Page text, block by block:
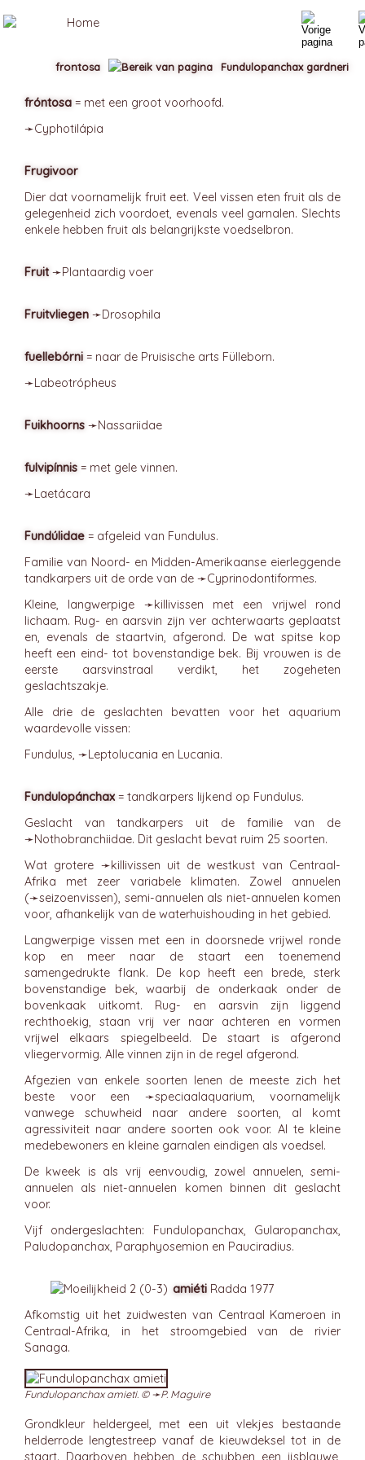
fróntosa = met een groot voorhoofd.
➛Cyphotilápia
Frugivoor
Dier dat voornamelijk fruit eet. Veel vissen eten fruit als de
gelegenheid zich voordoet, evenals veel garnalen. Slechts
enkele hebben fruit als belangrijkste voedselbron.
Fruit➛Plantaardig voer
Fruitvliegen ➛Drosophila
fuellebórni = naar de Pruisische arts Fülleborn.
➛Labeotrópheus
Fuikhoorns ➛Nassariidae
fulvipínnis = met gele vinnen.
➛Laetácara
Fundúlidae = afgeleid van Fundulus.
Familie van Noord- en Midden-Amerikaanse eierleggende
tandkarpers uit de orde van de ➛Cyprinodontiformes.
Kleine, langwerpige ➛killivissen met een vrijwel rond
lichaam. Rug- en aarsvin zijn ver achterwaarts geplaatst
en, evenals de staartvin, afgerond. De wat spitse kop
heeft een eind- tot bovenstandige bek. Bij vrouwen is de
eerste aarsvinstraal verdikt, het zogeheten
geslachtszakje.
Alle drie de geslachten bevatten voor het aquarium
waardevolle vissen:
Fundulus, ➛Leptolucania en Lucania.
Fundulopánchax= tandkarpers lijkend op Fundulus.
Geslacht van tandkarpers uit de familie van de
➛Nothobranchiidae. Dit geslacht bevat ruim 25 soorten.
Wat grotere ➛killivissen uit de westkust van Centraal-
Afrika met zeer variabele klimaten. Zowel annuelen
(➛seizoenvissen), semi-annuelen als niet-annuelen komen
voor, afhankelijk van de waterhuishouding in het gebied.
Langwerpige vissen met een in doorsnede vrijwel ronde
kop en meer naar de staart een toenemend
samengedrukte flank. De kop heeft een brede, sterk
bovenstandige bek, waarbij de onderkaak onder de
bovenkaak uitkomt. Rug- en aarsvin zijn liggend
rechthoekig, staan vrij ver naar achteren en vormen
vrijwel elkaars spiegelbeeld. De staart is afgerond
vliegervormig. Alle vinnen zijn in de regel afgerond.
Afgezien van enkele soorten lenen de meeste zich het
beste voor een ➛speciaalaquarium, voornamelijk
vanwege schuwheid naar andere soorten, al komt
agressiviteit naar andere soorten ook voor. Al te kleine
medebewoners en kleine garnalen eindigen als voedsel.
De kweek is als vrij eenvoudig, zowel annuelen, semi-
annuelen als niet-annuelen komen binnen dit geslacht
voor.
Vijf ondergeslachten: Fundulopanchax, Gularopanchax,
Paludopanchax, Paraphyosemion en Pauciradius.
amiéti Radda 1977
Afkomstig uit het zuidwesten van Centraal Kameroen in
Centraal-Afrika, in het stroomgebied van de rivier
Sanaga.
Fundulopanchax amieti. © ➛P. Maguire
Grondkleur heldergeel, met een uit vlekjes bestaande
helderrode lengtestreep vanaf de kieuwdeksel tot in de
staart. Daarboven hebben de schubben een ijsblauwe,
frontosa Fundulopanchax gardneri